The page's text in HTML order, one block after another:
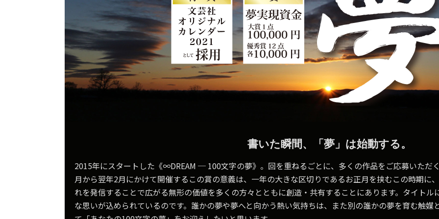
書いた瞬間、「夢」は始動する。
2015年にスタートした《∞DREAM ─ 100文字の夢》。回を重ねるごとに、多くの作品をご応募いただ
月から翌年2月にかけて開催するこの賞の意義は、一年の大きな区切りであるお正月を挟むこの時期に
れを発信することで広がる無形の価値を多くの方々とともに創造・共有することにあります。タイト
な思いが込められているのです。誰かの夢や夢へと向かう熱い気持ちは、また別の誰かの夢を育む触